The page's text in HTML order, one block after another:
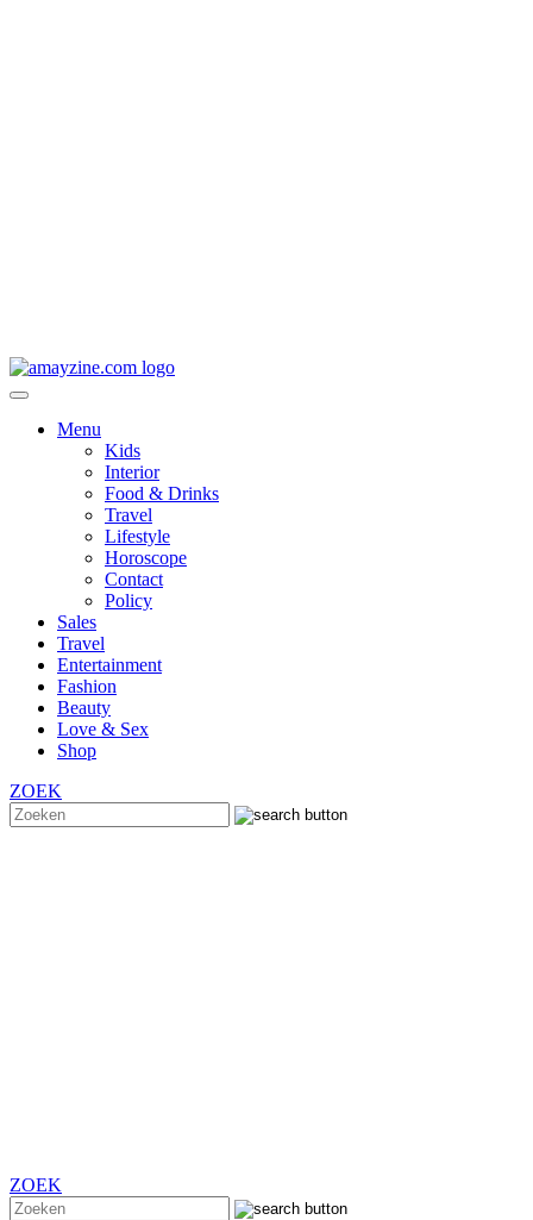
Menu
Kids
Interior
Food & Drinks
Travel
Lifestyle
Horoscope
Contact
Policy
Sales
Travel
Entertainment
Fashion
Beauty
Love & Sex
Shop
ZOEK
ZOEK